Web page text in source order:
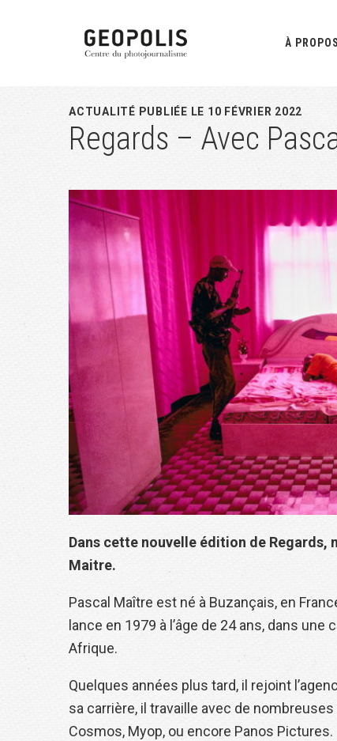
principale
latérale
À PROPOS
ACTUALITÉ PUBLIÉE LE 10 FÉVRIER 2022
Regards – Avec
Dans cette nouvelle édition de Regards,
Maitre.
Pascal Maître est né à Buzançais, en
lance en 1979 à l’âge de 24 ans, dans
Afrique.
Quelques années plus tard, il rejoint
sa carrière, il travaille avec de
Cosmos, Myop, ou encore Panos Pictures.